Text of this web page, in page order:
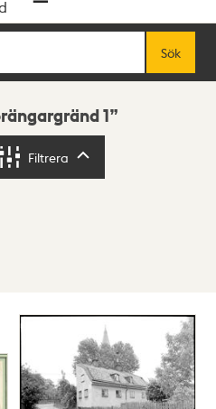
Sök
1
Filtrera